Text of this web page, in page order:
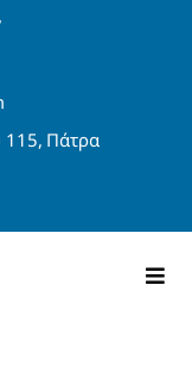
115, Πάτρα